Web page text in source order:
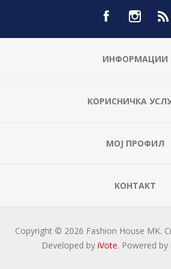
ИНФОРМАЦИИ
КОРИСНИЧКА
МОЈ ПРОФИЛ
КОНТАКТ
Copyright © 2026 Fashion House MK.
Developed by iVote. Powered by